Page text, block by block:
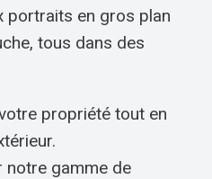
portraits en gros plan
tous dans des
propriété tout en
notre gamme de